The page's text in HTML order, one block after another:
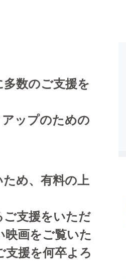
数のご支援を
ップのための
め、有料の上
支援をいただ
画をご覧いた
援を何卒よろ